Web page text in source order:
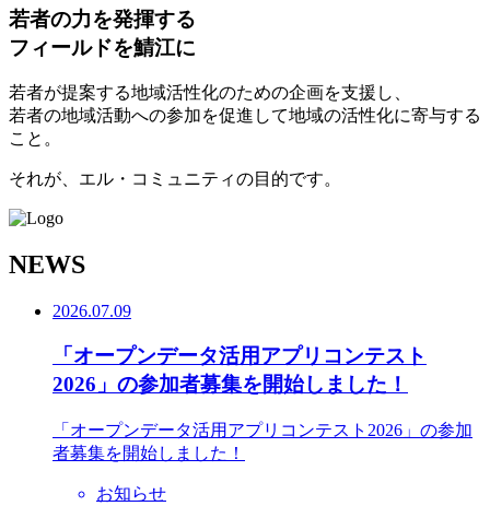
若者の力を発揮する
フィールドを鯖江に
若者が提案する地域活性化のための企画を支援し、
若者の地域活動への参加を促進して地域の活性化に寄与する
こと。
それが、エル・コミュニティの目的です。
NEWS
2026.07.09
「オープンデータ活用アプリコンテスト
2026」の参加者募集を開始しました！
「オープンデータ活用アプリコンテスト2026」の参加
者募集を開始しました！
お知らせ